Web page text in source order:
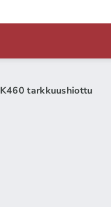
K460 tarkkuushiottu